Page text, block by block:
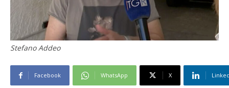
Stefano Addeo
Facebook WhatsApp X